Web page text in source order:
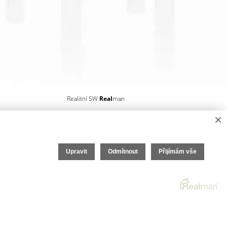
Realitní SW Realman
×
Upravit Odmítnout Přijímám vše